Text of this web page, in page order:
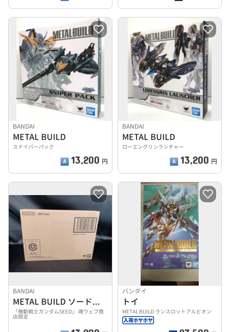
BANDAI
METAL BUILD
スナイパーパック
13,200 円
BANDAI
METAL BUILD
ローエングリンランチャー
13,200 円
BANDAI
METAL BUILD ソードストライカー
「機動戦士ガンダムSEED」 魂ウェブ商
店限定
バンダイ
トイ
METAL BUILD ランスロットアルビオン